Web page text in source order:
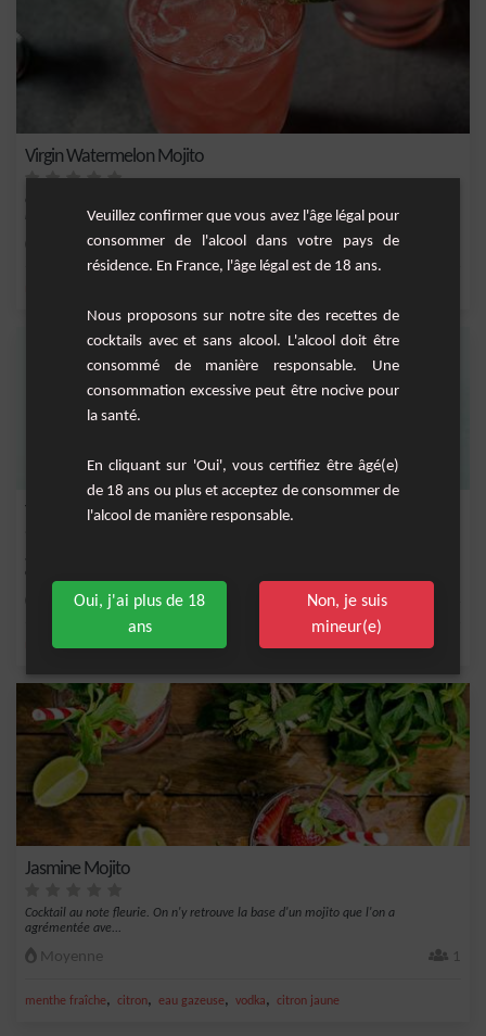
Virgin Watermelon Mojito
Cocktail fruité sans alcool à base de pastèque, de citron vert, d'eau gazeuse et de
men...
Moyenne
Thé Glacé Pêche-Menthe Rafraîchissant
chaudes jou...
Facile
menthe fraîche , , , , glace
Jasmine Mojito
Cocktail au note fleurie. On n'y retrouve la base d'un mojito que l'on a
agrémentée ave...
Moyenne 1
menthe fraîche, citron, eau gazeuse, vodka, citron jaune
Veuillez confirmer que vous avez l'âge légal pour
consommer de l'alcool dans votre pays de
résidence. En France, l'âge légal est de 18 ans.
Nous proposons sur notre site des recettes de
cocktails avec et sans alcool. L'alcool doit être
consommé de manière responsable. Une
consommation excessive peut être nocive pour
la santé.
En cliquant sur 'Oui', vous certifiez être âgé(e)
de 18 ans ou plus et acceptez de consommer de
l'alcool de manière responsable.
Oui, j'ai plus de 18
ans
Non, je suis
mineur(e)